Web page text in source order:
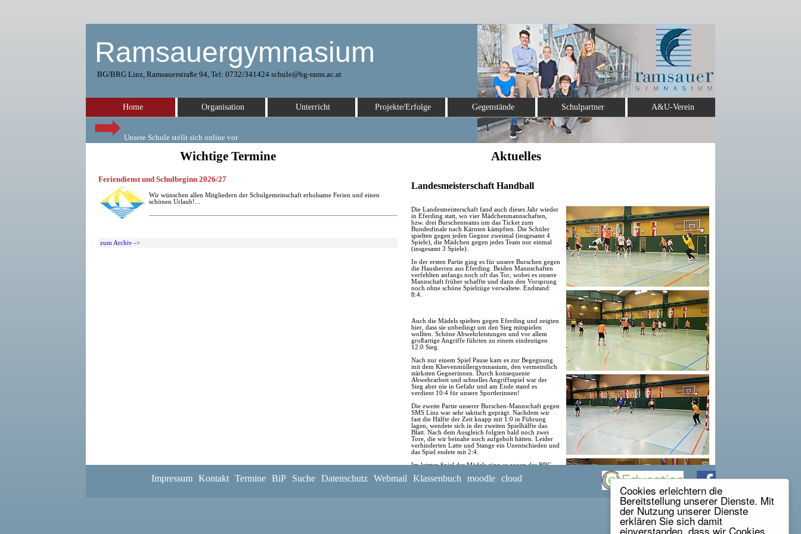
Cookies erleichtern die
Bereitstellung unserer Dienste. Mit
der Nutzung unserer Dienste
erklären Sie sich damit
einverstanden, dass wir Cookies
Ramsauergymnasium
BG/BRG Linz, Ramsauerstraße 94, Tel: 0732/341424 schule@bg-rams.ac.at
Unsere Schule stellt sich online vor
Home Organisation Unterricht Projekte/Erfolge Gegenstände Schulpartner A&U-Verein
Wichtige Termine Aktuelles
Feriendienst und Schulbeginn 2026/27
Wir wünschen allen Mitgliedern der Schulgemeinschaft erholsame Ferien und einen
schönen Urlaub!...
zum Archiv ->
Landesmeisterschaft Handball
Die Landesmeisterschaft fand auch dieses Jahr wieder
in Eferding statt, wo vier Mädchenmannschaften,
bzw. drei Burschenteams um das Ticket zum
Bundesfinale nach Kärnten kämpften. Die Schüler
spielten gegen jeden Gegner zweimal (insgesamt 4
Spiele), die Mädchen gegen jedes Team nur einmal
(insgesamt 3 Spiele).
In der ersten Partie ging es für unsere Burschen gegen
die Hausherren aus Eferding. Beiden Mannschaften
verfehlten anfangs noch oft das Tor, wobei es unsere
Mannschaft früher schaffte und dann den Vorsprung
noch ohne schöne Spielzüge verwaltete. Endstand:
8:4.
Auch die Mädels spielten gegen Eferding und zeigten
hier, dass sie unbedingt um den Sieg mitspielen
wollten. Schöne Abwehrleistungen und vor allem
großartige Angriffe führten zu einem eindeutigen
12:0 Sieg.
Nach nur einem Spiel Pause kam es zur Begegnung
mit dem Khevenmüllergymnasium, den vermeintlich
stärksten Gegnerinnen. Durch konsequente
Abwehrarbeit und schnelles Angriffsspiel war der
Sieg aber nie in Gefahr und am Ende stand es
verdient 10:4 für unsere Sportlerinnen!
Die zweite Partie unserer Burschen-Mannschaft gegen
SMS Linz war sehr taktisch geprägt. Nachdem wir
fast die Hälfte der Zeit knapp mit 1:0 in Führung
lagen, wendete sich in der zweiten Spielhälfte das
Blatt. Nach dem Ausgleich folgten bald noch zwei
Tore, die wir beinahe noch aufgeholt hätten. Leider
verhinderten Latte und Stange ein Unentschieden und
das Spiel endete mit 2:4.
Im letzten Spiel der Mädels ging es gegen das BRG
unseren starken Angreiferinnen hatten. Schnell führte
Impressum Kontakt Termine BiP Suche Datenschutz Webmail Klassenbuch moodle cloud